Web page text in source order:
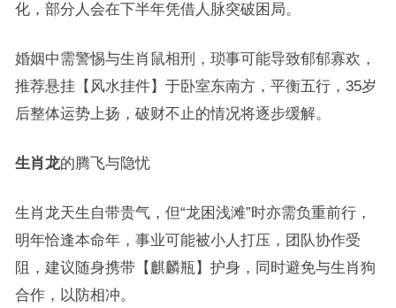
化，部分人会在下半年凭借人脉突破困局。
婚姻中需警惕与生肖鼠相刑，琐事可能导致郁郁寡欢，
推荐悬挂【风水挂件】于卧室东南方，平衡五行，35岁
后整体运势上扬，破财不止的情况将逐步缓解。
生肖龙的腾飞与隐忧
生肖龙天生自带贵气，但“龙困浅滩”时亦需负重前行，
明年恰逢本命年，事业可能被小人打压，团队协作受
阻，建议随身携带【麒麟瓶】护身，同时避免与生肖狗
合作，以防相冲。